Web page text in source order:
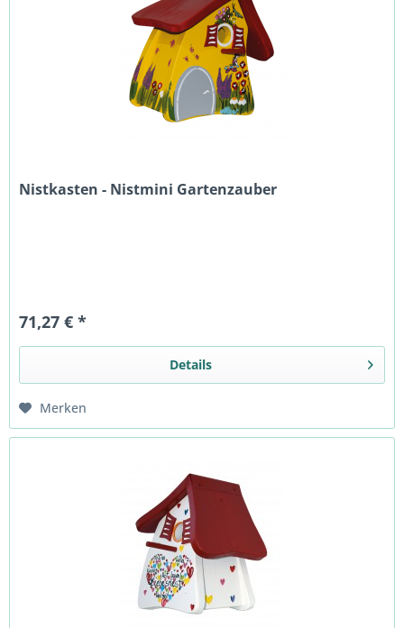
Nistkasten - Nistmini Gartenzauber
71,27 € *
Details
Merken